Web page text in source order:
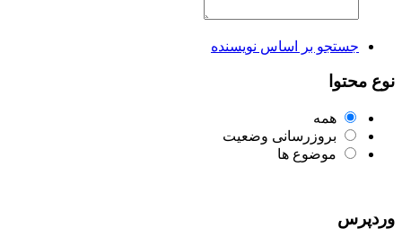
جستجو بر اساس نویسنده
نوع محتوا
همه
بروزرسانی وضعیت
موضوع ها
وردپرس